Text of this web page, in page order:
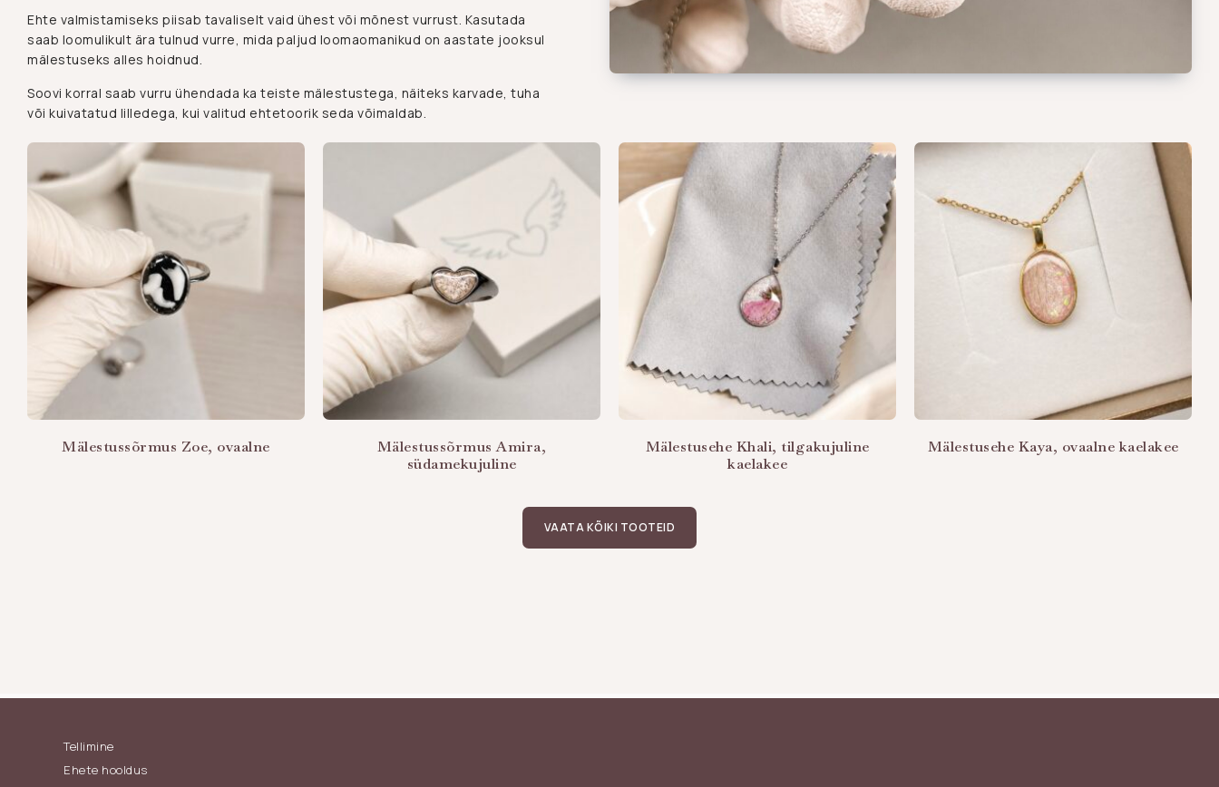
Ehte valmistamiseks piisab tavaliselt vaid ühest või mõnest vurrust. Kasutada
saab loomulikult ära tulnud vurre, mida paljud loomaomanikud on aastate jooksul
mälestuseks alles hoidnud.
Soovi korral saab vurru ühendada ka teiste mälestustega, näiteks karvade, tuha
või kuivatatud lilledega, kui valitud ehtetoorik seda võimaldab.
Mälestussõrmus Zoe, ovaalne
Mälestussõrmus Amira,
südamekujuline
Mälestusehe Khali, tilgakujuline
kaelakee
Mälestusehe Kaya, ovaalne kaelakee
VAATA KÕIKI TOOTEID
Tellimine
Ehete hooldus